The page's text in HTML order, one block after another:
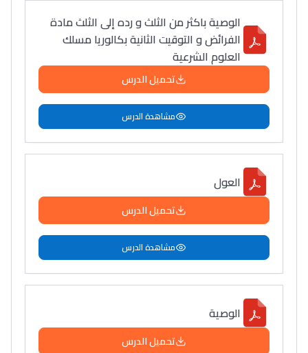
فمنظّمة دولية
مهنة التّرجمة، العمل
التّطوّعي، التّشبيك و
أشياء أخرى مع مامودو
سامورا
بطلة المغرب فالقفز
الطولي، ملاك البردع
كتحكي على تجربتها
فالرّياضة و الدّراسة
الوصية باكثر من الثلث و رده إلى الثلث مادة
الفرائض و التوقيت الثانية بكالوريا مسلك
العلوم الشرعية
تحميل الدرس
مشاهدة الدرس
العول
تحميل الدرس
مشاهدة الدرس
الوصية
تحميل الدرس